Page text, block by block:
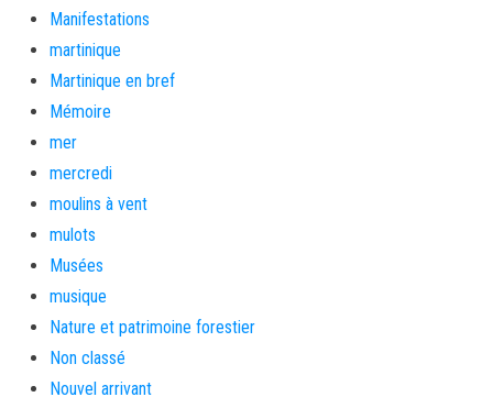
Manifestations
martinique
Martinique en bref
Mémoire
mer
mercredi
moulins à vent
mulots
Musées
musique
Nature et patrimoine forestier
Non classé
Nouvel arrivant